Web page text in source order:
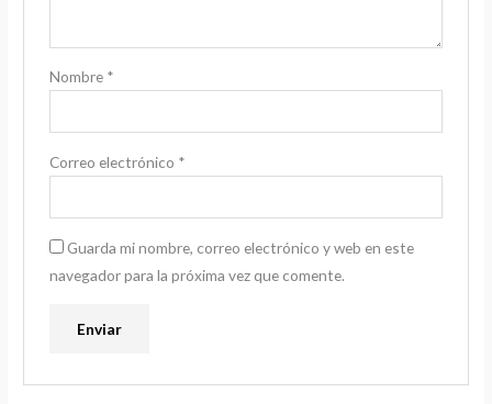
Nombre *
Correo electrónico *
Guarda mi nombre, correo electrónico y web en este
navegador para la próxima vez que comente.